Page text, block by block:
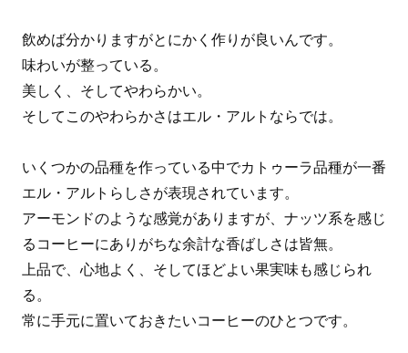
飲めば分かりますがとにかく作りが良いんです。
味わいが整っている。
美しく、そしてやわらかい。
そしてこのやわらかさはエル・アルトならでは。
いくつかの品種を作っている中でカトゥーラ品種が一番
エル・アルトらしさが表現されています。
アーモンドのような感覚がありますが、ナッツ系を感じ
るコーヒーにありがちな余計な香ばしさは皆無。
上品で、心地よく、そしてほどよい果実味も感じられ
る。
常に手元に置いておきたいコーヒーのひとつです。